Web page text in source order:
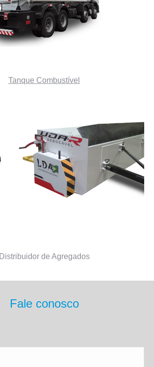
Tanque Combustível
Distribuidor de Agregados
Fale conosco